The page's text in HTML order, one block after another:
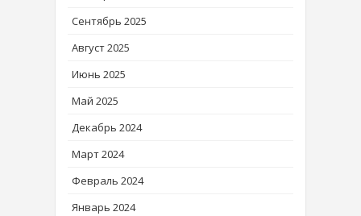
Сентябрь 2025
Август 2025
Июнь 2025
Май 2025
Декабрь 2024
Март 2024
Февраль 2024
Январь 2024